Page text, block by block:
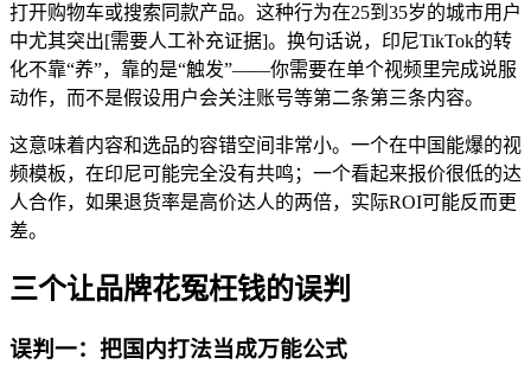
打开购物车或搜索同款产品。这种行为在25到35岁的城市用户
中尤其突出[需要人工补充证据]。换句话说，印尼TikTok的转
化不靠“养”，靠的是“触发”——你需要在单个视频里完成说服
动作，而不是假设用户会关注账号等第二条第三条内容。
这意味着内容和选品的容错空间非常小。一个在中国能爆的视
频模板，在印尼可能完全没有共鸣；一个看起来报价很低的达
人合作，如果退货率是高价达人的两倍，实际ROI可能反而更
差。
三个让品牌花冤枉钱的误判
误判一：把国内打法当成万能公式